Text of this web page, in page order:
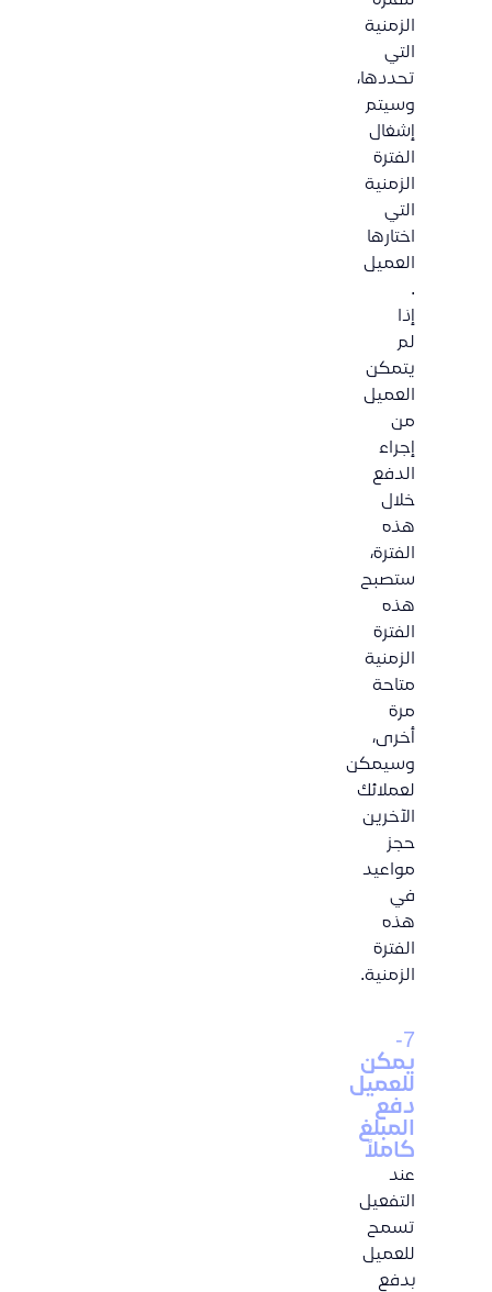
الزمنية
التي
تحددها،
وسيتم
إشغال
الفترة
الزمنية
التي
اختارها
العميل
إذا
لم
يتمكن
العميل
من
إجراء
الدفع
خلال
هذه
الفترة،
ستصبح
هذه
الفترة
الزمنية
متاحة
مرة
أخرى،
وسيمكن
لعملائك
الآخرين
حجز
مواعيد
في
هذه
الفترة
الزمنية.
7-
يمكن
للعميل
دفع
المبلغ
كاملاً
عند
التفعيل
تسمح
للعميل
بدفع